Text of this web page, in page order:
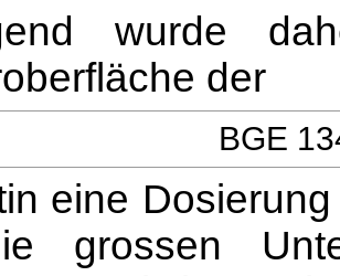
wurde
der
BGE
eine
grossen